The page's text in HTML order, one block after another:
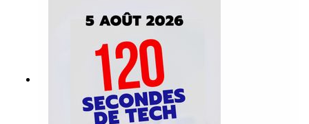
les téléphones« 120 secondes de Tech », un
regard sur le quotidien de l’actualité numérique
proposé par Bruno Guglielminetti Découvrez
Micrologic.ca